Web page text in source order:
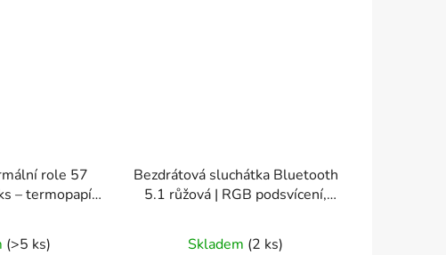
role 57
– termopapír
(>5 ks)
Bezdrátová sluchátka Bluetooth
5.1 růžová | RGB podsvícení,
Skladem (2 ks)